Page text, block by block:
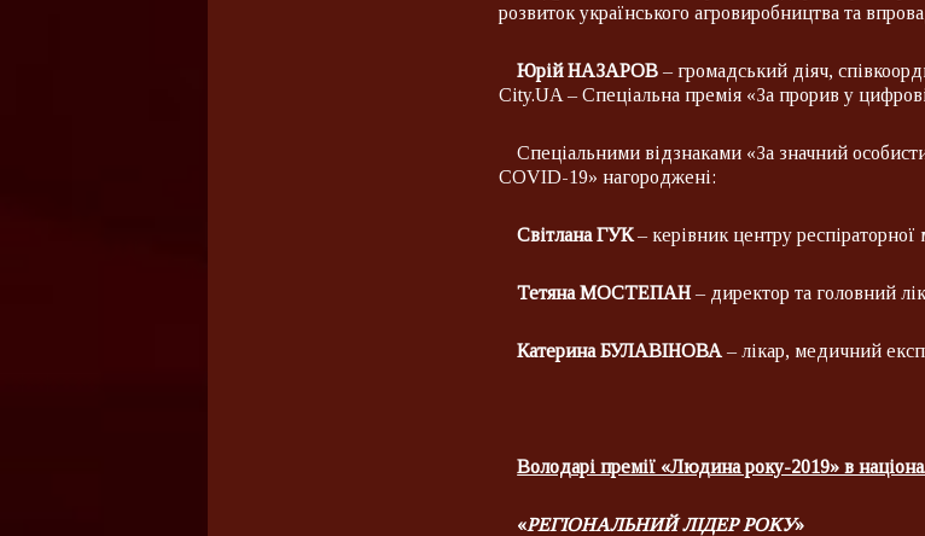
розвиток українського агровиробництва та
Юрій НАЗАРОВ – громадський діяч,
City.UA – Спеціальна премія «За прорив у
Спеціальними відзнаками «За значний
COVID-19» нагороджені:
Світлана ГУК– керівник центру
Тетяна МОСТЕПАН– директор та головний
Катерина БУЛАВІНОВА – лікар, медичний
Володарі премії «Людина року-2019» в
«РЕГІОНАЛЬНИЙ ЛІДЕР РОКУ»